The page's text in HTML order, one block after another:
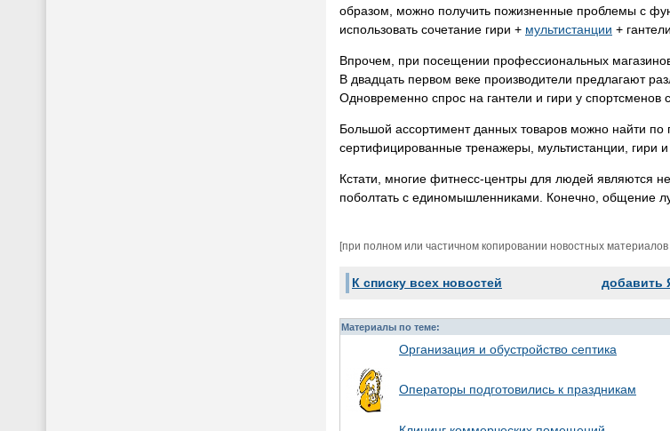
образом, можно получить пожизненные проблемы с
использовать сочетание гири + мультистанции +
Впрочем, при посещении профессиональных
В двадцать первом веке производители предлагают
Одновременно спрос на гантели и гири у спортсменов
Большой ассортимент данных товаров можно найти
сертифицированные тренажеры, мультистанции, гири
Кстати, многие фитнесс-центры для людей являются
поболтать с единомышленниками. Конечно, общение
[при полном или частичном копировании новостных
К списку всех новостей добавить
Материалы по теме:
Организация и обустройство септика
Операторы подготовились к праздникам